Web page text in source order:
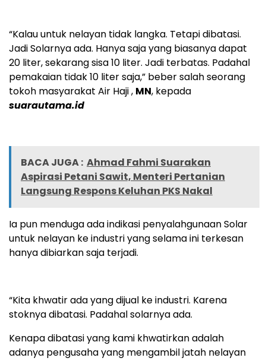
“Kalau untuk nelayan tidak langka. Tetapi dibatasi.
Jadi Solarnya ada. Hanya saja yang biasanya dapat
20 liter, sekarang sisa 10 liter. Jadi terbatas. Padahal
pemakaian tidak 10 liter saja,” beber salah seorang
tokoh masyarakat Air Haji , MN, kepada
suarautama.id
BACA JUGA : Ahmad Fahmi Suarakan
Aspirasi Petani Sawit, Menteri Pertanian
Langsung Respons Keluhan PKS Nakal
Ia pun menduga ada indikasi penyalahgunaan Solar
untuk nelayan ke industri yang selama ini terkesan
hanya dibiarkan saja terjadi.
“Kita khwatir ada yang dijual ke industri. Karena
stoknya dibatasi. Padahal solarnya ada.
Kenapa dibatasi yang kami khwatirkan adalah
adanya pengusaha yang mengambil jatah nelayan